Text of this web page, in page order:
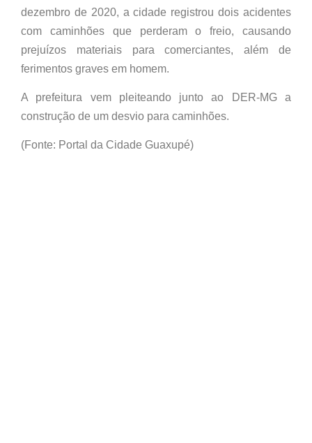
dezembro de 2020, a cidade registrou dois acidentes
com caminhões que perderam o freio, causando
prejuízos materiais para comerciantes, além de
ferimentos graves em homem.
A prefeitura vem pleiteando junto ao DER-MG a
construção de um desvio para caminhões.
(Fonte: Portal da Cidade Guaxupé)